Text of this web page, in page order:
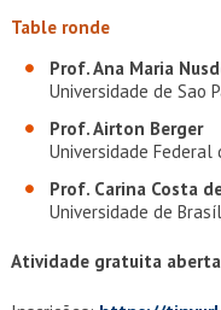
Table ronde
Prof. Ana Maria
Universidade de Sao
Prof. Airton Berger
Universidade Federal
Prof. Carina Costa
Universidade de
Atividade gratuita